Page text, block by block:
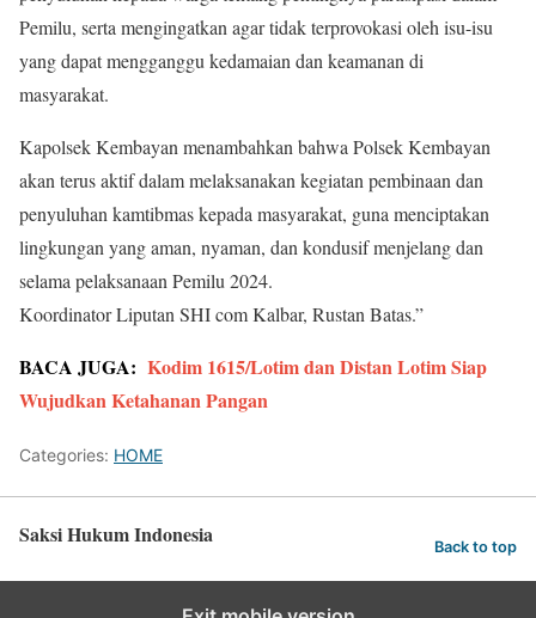
Pemilu, serta mengingatkan agar tidak terprovokasi oleh isu-isu
yang dapat mengganggu kedamaian dan keamanan di
masyarakat.
Kapolsek Kembayan menambahkan bahwa Polsek Kembayan
akan terus aktif dalam melaksanakan kegiatan pembinaan dan
penyuluhan kamtibmas kepada masyarakat, guna menciptakan
lingkungan yang aman, nyaman, dan kondusif menjelang dan
selama pelaksanaan Pemilu 2024.
Koordinator Liputan SHI com Kalbar, Rustan Batas.”
BACA JUGA: Kodim 1615/Lotim dan Distan Lotim Siap
Wujudkan Ketahanan Pangan
Categories: HOME
Saksi Hukum Indonesia Back to top